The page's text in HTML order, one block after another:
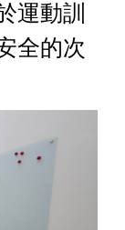
運動訓
全的次